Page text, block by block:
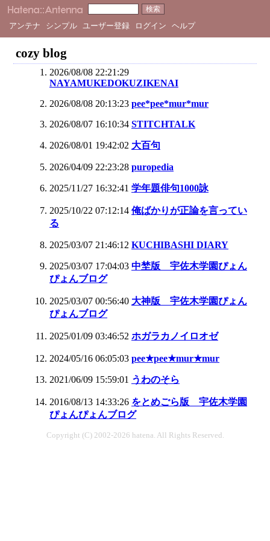
アンテナ シンプル ユーザー登録 ログイン ヘルプ
cozy blog
2026/08/08 22:21:29
NAYAMUKEDOKUZIKENAI
2026/08/08 20:13:23 pee*pee*mur*mur
2026/08/07 16:10:34 STITCHTALK
2026/08/01 19:42:02 大百句
2026/04/09 22:23:28 puropedia
2025/11/27 16:32:41 学年題俳句1000詠
2025/10/22 07:12:14 俺ばかりが正論を言ってい
る
2025/03/07 21:46:12 KUCHIBASHI DIARY
2025/03/07 17:04:03 中埜版 宇佐木学園ぴょん
ぴょんブログ
2025/03/07 00:56:40 大神版 宇佐木学園ぴょん
ぴょんブログ
2025/01/09 03:46:52 ホガラカノイロオゼ
2024/05/16 06:05:03 pee★pee★mur★mur
2021/06/09 15:59:01 うわのそら
2016/08/13 14:33:26 をとめごら版 宇佐木学園
ぴょんぴょんブログ
Copyright (C) 2002-2026 hatena. All Rights Reserved.